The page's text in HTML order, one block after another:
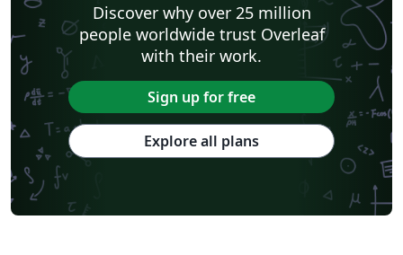
Discover why over 25 million
people worldwide trust Overleaf
with their work.
Sign up for free
Explore all plans